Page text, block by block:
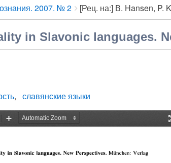
2007. № 2 [Рец. на:] В. Hansen, P.
in Slavonic languages.
славянские языки